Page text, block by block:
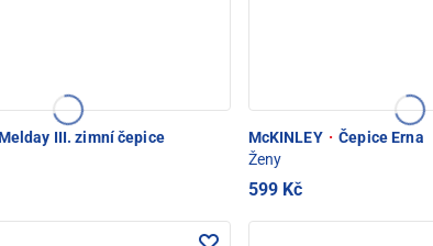
III. zimní čepice
McKINLEY · Čepice Erna
Ženy
599 Kč